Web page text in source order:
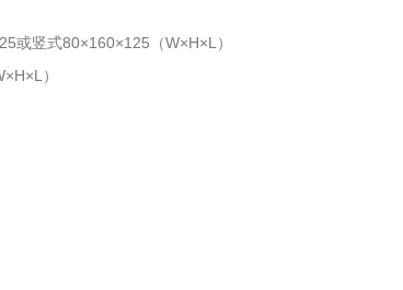
或竖式80×160×125（W×H×L）
）